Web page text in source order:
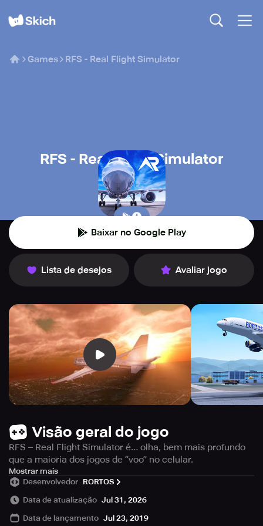
Games RFS - Real Flight Simulator
RFS - Real Flight Simulator
RORTOS
🎮 Simulação
Baixar no Google Play
Lista de desejos Avaliar jogo
Visão geral do jogo
RFS – Real Flight Simulator é… olha, bem mais profundo
que a maioria dos jogos de “voo” no celular.
Não é só apertar voar e pronto – tem que planejar a rota,
ver o clima e fazer todos aqueles checklists de pré-voo
que dá pra errar se for com pressa.
Os aviões são todos diferentes. Um avião pequeno com
Mostrar mais
Desenvolvedor RORTOS
Data de atualização Jul 31, 2026
Data de lançamento Jul 23, 2019